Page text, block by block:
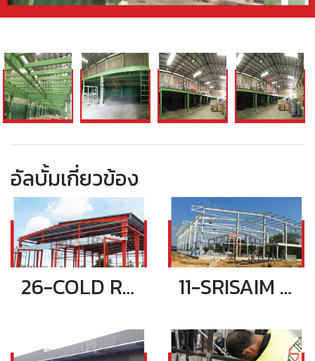
อัลบั้มเกี่ยวข้อง
26-COLD ROOM ANGTHONG CHAROENKIT 11-SRISAIM WAREHOUSE